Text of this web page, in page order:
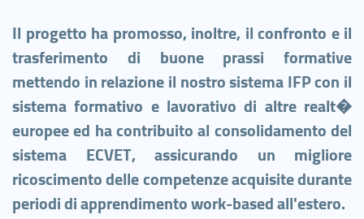
Il progetto ha promosso, inoltre, il confronto e il
trasferimento di buone prassi formative
mettendo in relazione il nostro sistema IFP con il
sistema formativo e lavorativo di altre realt�
europee ed ha contribuito al consolidamento del
sistema ECVET, assicurando un migliore
ricoscimento delle competenze acquisite durante
periodi di apprendimento work-based all'estero.